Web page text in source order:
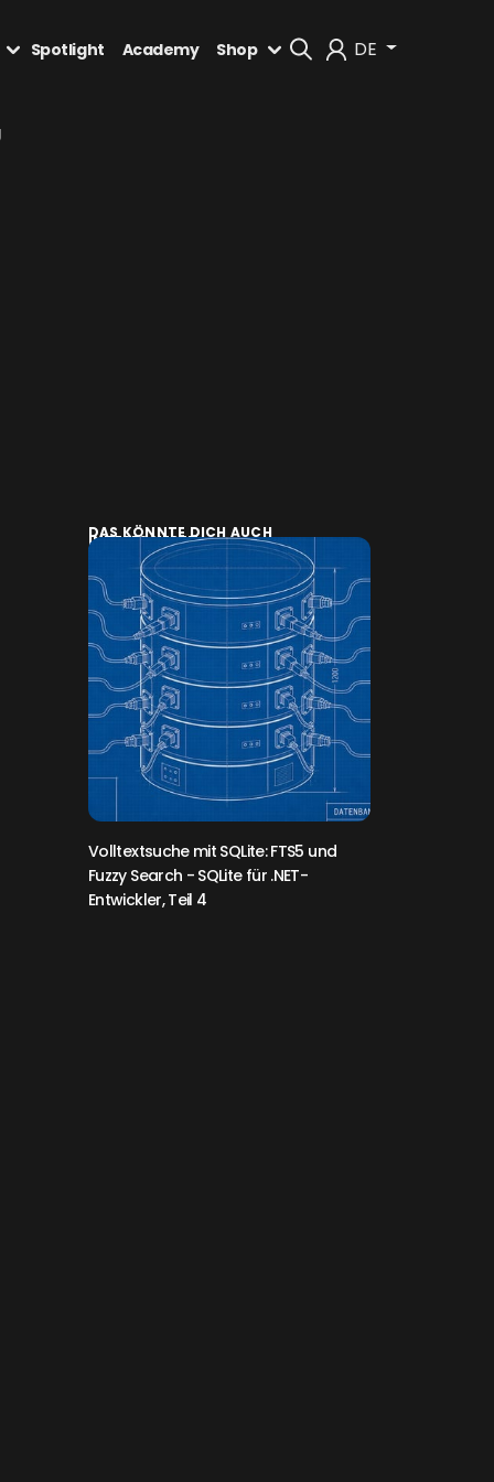
DE
Spotlight Academy Shop
DAS KÖNNTE DICH AUCH
INTERESSIEREN:
Volltextsuche mit SQLite: FTS5 und
Fuzzy Search - SQLite für .NET-
Entwickler, Teil 4